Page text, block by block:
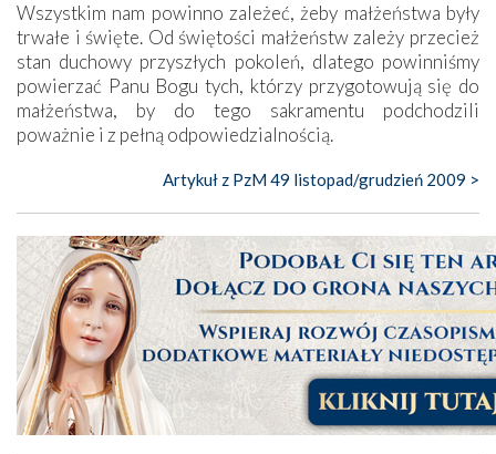
Wszystkim nam powinno zależeć, żeby małżeństwa były
trwałe i święte. Od świętości małżeństw zależy przecież
stan duchowy przyszłych pokoleń, dlatego powinniśmy
powierzać Panu Bogu tych, którzy przygotowują się do
małżeństwa, by do tego sakramentu podchodzili
poważnie i z pełną odpowiedzialnością.
Artykuł z PzM 49 listopad/grudzień 2009 >